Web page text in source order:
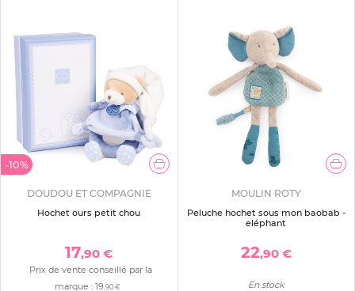
-10%
DOUDOU ET COMPAGNIE
Hochet ours petit chou
17,90 €
Prix de vente conseillé par la
marque : 19,90 €
MOULIN ROTY
Peluche hochet sous mon baobab -
eléphant
22,90 €
En stock